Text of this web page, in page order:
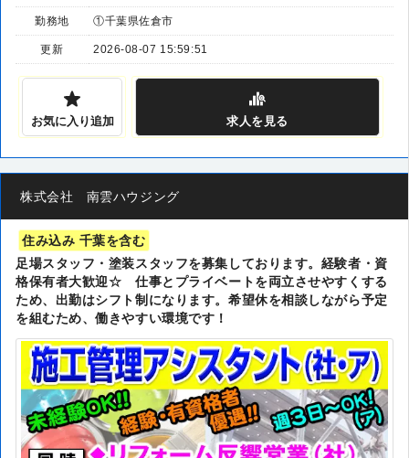
勤務地 ①千葉県佐倉市
更新 2026-08-07 15:59:51
お気に入り追加 求人 を見る
株式会社 南雲ハウジング
住み込み 千葉を含む
足場スタッフ・塗装スタッフを募集しております。経験者・資
格保有者大歓迎☆ 仕事とプライベートを両立させやすくする
ため、出勤はシフト制になります。希望休を相談しながら予定
を組むため、働きやすい環境です！